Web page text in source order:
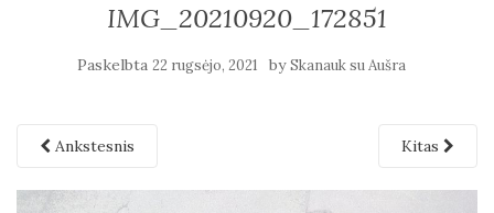
IMG_20210920_172851
Paskelbta 22 rugsėjo, 2021 bySkanauk su Aušra
Ankstesnis Kitas